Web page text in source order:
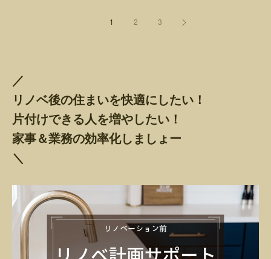
1 2 3
／
リノベ後の住まいを快適にしたい！
片付けできる人を増やしたい！
家事＆業務の効率化しましょー
＼